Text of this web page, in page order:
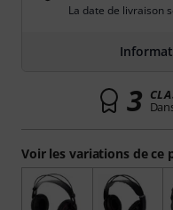
Voir les variations de ce
La date de livraison
3